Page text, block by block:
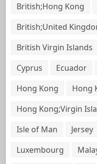
British;Hong Kong
British;United
British Virgin Islands
Cyprus
Ecuador
Hong Kong
Hong
Hong Kong;Virgin
Isle of Man
Jersey
Luxembourg